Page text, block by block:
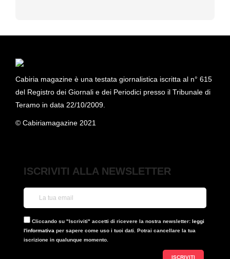
Cabiria magazine è una testata giornalistica iscritta al n° 615
del Registro dei Giornali e dei Periodici presso il Tribunale di
Teramo in data 22/10/2009.
© Cabiriamagazine 2021
ISCRIVITI ALLA NEWSLETTER
Cliccando su "Iscriviti" accetti di ricevere la nostra newsletter: leggi
l'informativa per sapere come uso i tuoi dati. Potrai cancellare la tua
iscrizione in qualunque momento.